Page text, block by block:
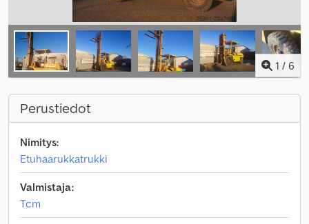
1 / 6
Perustiedot
Nimitys:
Etuhaarukkatrukki
Valmistaja:
Tcm